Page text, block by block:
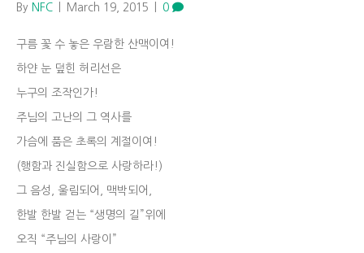
By NFC March 19, 2015 0
구름 꽃 수 놓은 우람한 산맥이여!
하얀 눈 덮힌 허리선은
누구의 조작인가!
주님의 고난의 그 역사를
가슴에 품은 초록의 계절이여!
(행함과 진실함으로 사랑하라!)
그 음성, 울림되어, 맥박되어,
한발 한발 걷는 “생명의 길”위에
오직 “주님의 사랑이”